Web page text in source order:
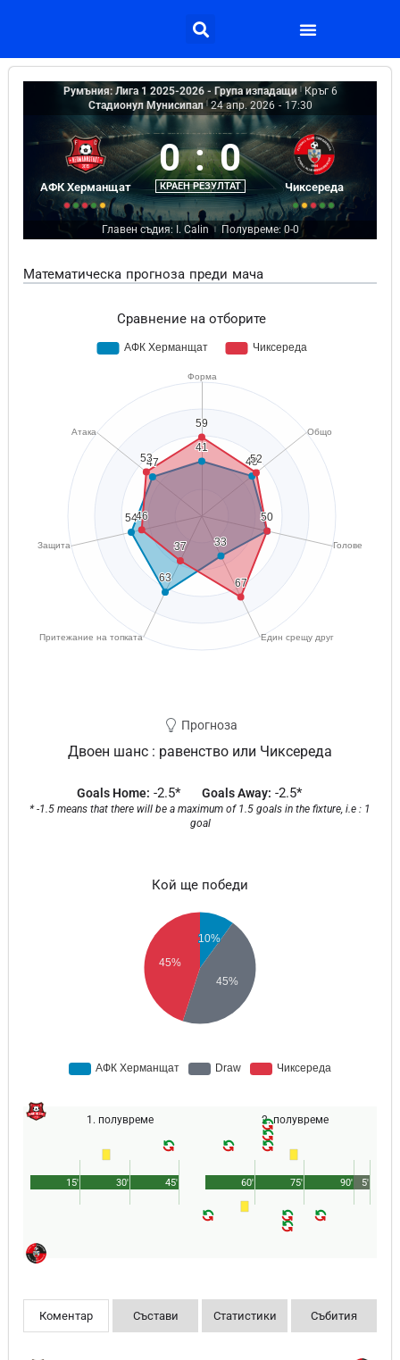
Румъния: Лига 1 2025-2026 - Група изпадащи Кръг 6
Стадионул Мунисипал | 24 апр. 2026 - 17:30
АФК Херманщат
0 : 0
КРАЕН РЕЗУЛТАТ Чиксереда
Главен съдия: I. Calin | Полувреме: 0-0
Математическа прогноза преди мача
Сравнение на отборите
Прогноза
Двоен шанс : равенство или Чиксереда
Goals Home: -2.5* Goals Away: -2.5*
* -1.5 means that there will be a maximum of 1.5 goals in the fixture, i.e : 1
goal
Кой ще победи
1. полувреме
45'
15' 30'
2. полувреме
90'
60' 75' 5'
Коментар Състави Статистики Събития